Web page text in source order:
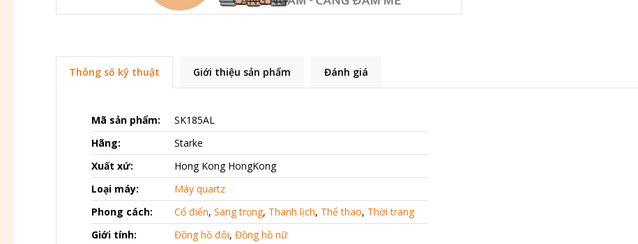
Thông số kỹ thuật Giới thiệu sản phẩm Đánh giá
Mã sản phẩm:
SK185AL
Hãng:
Starke
Xuất xứ:
Hong Kong HongKong
Loại máy:
Máy quartz
Phong cách:
Cổ điển, Sang trọng, Thanh lịch, Thể thao, Thời trang
Giới tính:
Đồng hồ đôi, Đồng hồ nữ